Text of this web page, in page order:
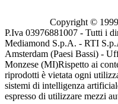
Copyright ©
P.Iva 03976881007 - Tutti i
Mediamond S.p.A. - RTI
Amsterdam (Paesi Bassi) -
Monzese (MI)Rispetto ai
riprodotti è vietata ogni
sistemi di intelligenza
espresso di utilizzare mezzi